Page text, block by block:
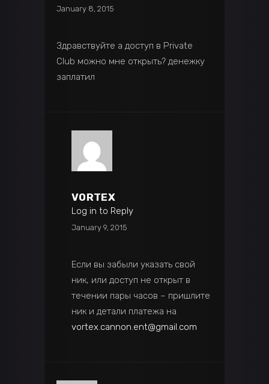
January 8, 2015
Здравствуйте а доступ в Private
Club можно мне открыть? денежку
заплатил
VORTEX
Log in to Reply
January 9, 2015
Если вы забыли указать свой
ник, или доступ не открыт в
течении пары часов – пришлите
ник и детали платежа на
vortex.cannon.ent@gmail.com